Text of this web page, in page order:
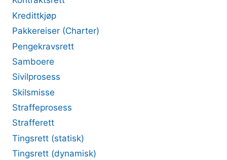
Kredittkjøp
Pakkereiser (Charter)
Pengekravsrett
Samboere
Sivilprosess
Skilsmisse
Straffeprosess
Strafferett
Tingsrett (statisk)
Tingsrett (dynamisk)